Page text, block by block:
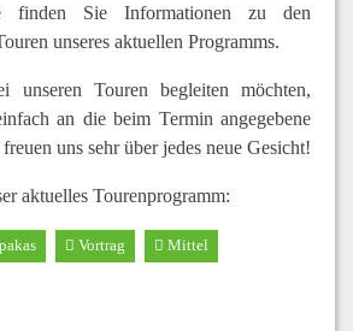
finden Sie Informationen zu den
unseres aktuellen Programms.
unseren Touren begleiten möchten,
an die beim Termin angegebene
uns sehr über jedes neue Gesicht!
aktuelles Tourenprogramm:
Vortrag Mittel